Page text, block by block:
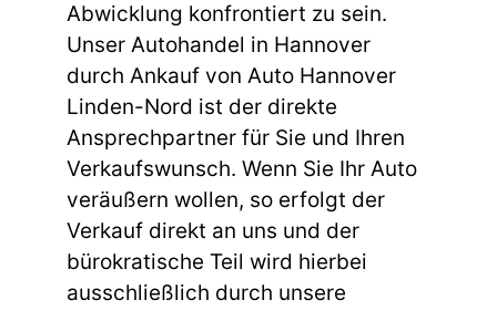
Abwicklung konfrontiert zu sein.
Unser Autohandel in Hannover
durch Ankauf von Auto Hannover
Linden-Nord ist der direkte
Ansprechpartner für Sie und Ihren
Verkaufswunsch. Wenn Sie Ihr Auto
veräußern wollen, so erfolgt der
Verkauf direkt an uns und der
bürokratische Teil wird hierbei
ausschließlich durch unsere